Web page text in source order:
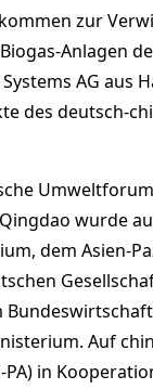
zur
Anlagen
AG aus
des deutsch-
wurde
dem Asien-
Auf
in